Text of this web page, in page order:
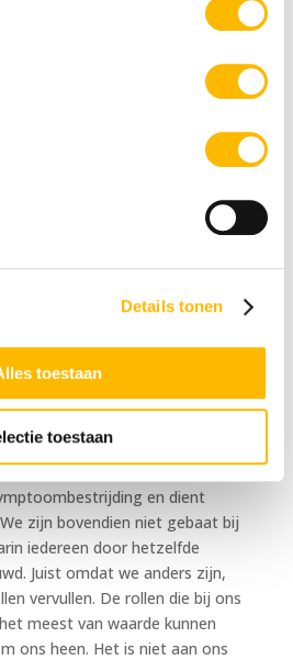
Details tonen
toestaan
toestaan
bij de creatief
door een niet-passende
er nu nog te vaak gekeken
van in welke omgeving zij beter
stand gehouden terwijl de
met de creatief hoogbegaafde
Waar liggen de interesses?
er voldoende uitdaging
kan dat worden
te achterhalen wat de
is. Handelen op signalen en
en dient
zijn bovendien niet gebaat bij
iedereen door hetzelfde
Juist omdat we anders zijn,
vervullen. De rollen die bij ons
meest van waarde kunnen
ons heen. Het is niet aan ons